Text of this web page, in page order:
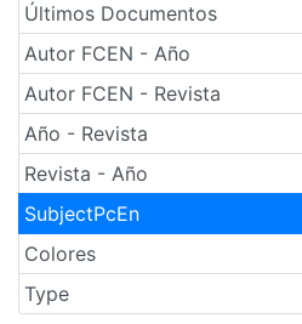
Últimos Documentos
Autor FCEN - Año
Autor FCEN - Revista
Año - Revista
Revista - Año
SubjectPcEn
Colores
Type